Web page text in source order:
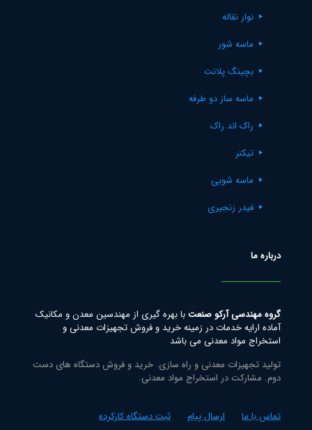
نوار نقاله
ماسه شور
بچینگ پلانت
ماسه ساز دو طرفه
راک اند راک
تیکنر
ماسه شویی
فیدر زنجیری
درباره ما
گروه مهندسی آرکو صنعتبا بهره گیری از مهندسین معدن و مکانیک
آماده ارایه خدمات در زمینه خرید و فروش تجهیزات معدنی و
استخراج مواد معدنی می باشد
تولید تجهیزات معدنی و راه سازی. خرید و فروش دستگاه های دست
دوم. مشارکت در استخراج مواد معدنی.
تماس با ما ارسال پیام ثبت دستگاه کارکرده